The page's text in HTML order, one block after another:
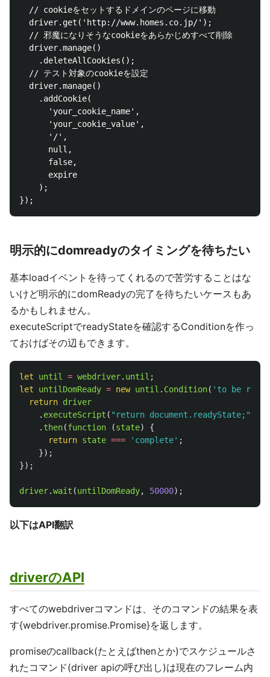
  // cookieをセットするドメインのページに移動
  driver.get('http://www.homes.co.jp/');
  // 邪魔になりそうなcookieをあらかじめすべて削除
  driver.manage()
    .deleteAllCookies();
  // テスト対象のcookieを設定
  driver.manage()
    .addCookie(
      'your_cookie_name',
      'your_cookie_value',
      '/',
      null,
      false,
      expire
    );
明示的にdomreadyのタイミングを待ちたい
基本loadイベントを待ってくれるので苦労することはな
いけど明示的にdomReadyの完了を待ちたいケースもあ
るかもしれません。
executeScriptでreadyStateを確認するConditionを作っ
ておけばその辺もできます。
let until = webdriver. until ;
let
untilDomReady = new until . Condition( ' to be ready
return driver
. executeScript ( " return document.readyState; "
. then(function (state)
{
return state === ' complete' ;
});
});
driver.wait (untilDomReady, 50000);
以下はAPI翻訳
driverのAPI
すべてのwebdriverコマンドは、そのコマンドの結果を表
す{webdriver.promise.Promise}を返します。
promiseのcallback(たとえばthenとか)でスケジュールさ
れたコマンド(driver apiの呼び出し)は現在のフレーム内